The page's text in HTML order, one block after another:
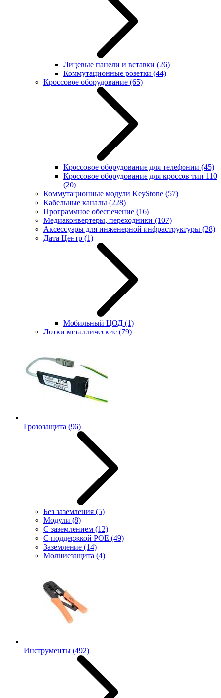
Лицевые панели и вставки (26)
Коммутационные розетки (44)
Кроссовое оборудование (65)
Кроссовое оборудование для телефонии (45)
Кроссовое оборудование для кроссов тип 110
(20)
Коммутационные модули KeyStone (57)
Кабельные каналы (228)
Программное обеспечение (16)
Медиаконвертеры, переходники (107)
Аксессуары для инженерной инфраструктуры (28)
Дата Центр (1)
Мобильный ЦОД (1)
Лотки металлические (79)
Грозозащита (96)
Без заземления (5)
Модули (8)
С заземлением (12)
С поддержкой POE (49)
Заземление (14)
Молниезащита (4)
Инструменты (492)